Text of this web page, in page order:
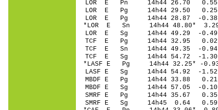
LOR E Pn 14h44
LOR E Pg 14h44
LOR E Pg 14h44
*LOR E Sn 14h44
LOR E Sg 14h44 49.29 -
TCF E Pg 14h44
TCF E Sn 14h44
TCF E Sg 14h44 54.72 -
*LASF E Pg 14h44
LASF E Sg 14h44 54.92 -
MBDF E Pg 14h44
MBDF E Sg 14h44 57.05 -
SMRF E Pg 14h44
SMRF E Sg 14h45 0.64